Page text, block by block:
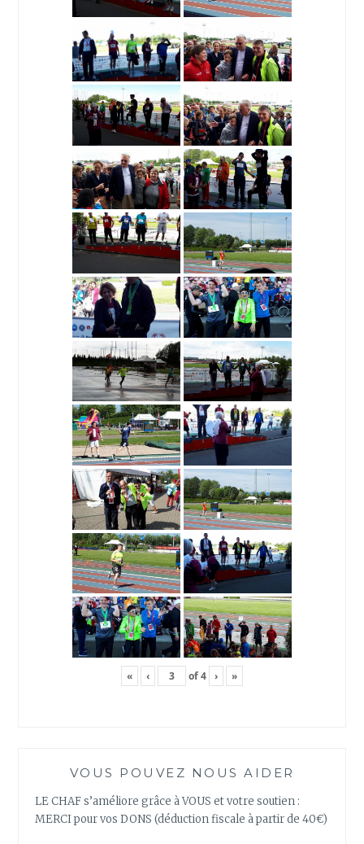
« ‹ of4 › »
VOUS POUVEZ NOUS AIDER
LE CHAF s’améliore grâce à VOUS et votre soutien :
MERCI pour vos DONS (déduction fiscale à partir de 40€)